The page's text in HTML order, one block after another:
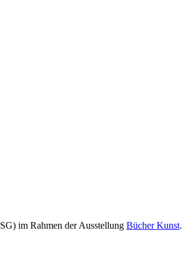
im Rahmen der Ausstellung Bücher Kunst.